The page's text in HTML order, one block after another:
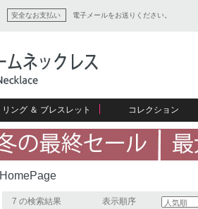
安全なお支払い 電子メールをお送りください。
リング ＆ ブレスレット
コレクション
HomePage
7 の検索結果 表示順序